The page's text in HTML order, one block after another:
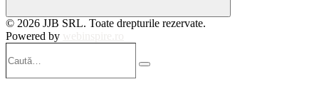
© 2026 JJB SRL. Toate drepturile rezervate.
Powered by
Search